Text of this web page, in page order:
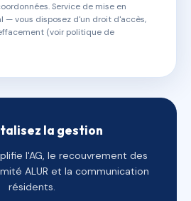
Service de mise en
— vous disposez d'un droit d'accès,
(voir politique de
la gestion
l'AG, le recouvrement des
ALUR et la communication
résidents.